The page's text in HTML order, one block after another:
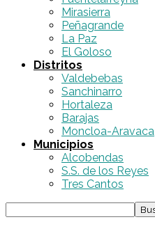
Mirasierra
Peñagrande
La Paz
El Goloso
Distritos
Valdebebas
Sanchinarro
Hortaleza
Barajas
Moncloa-Aravaca
Municipios
Alcobendas
S.S. de los Reyes
Tres Cantos